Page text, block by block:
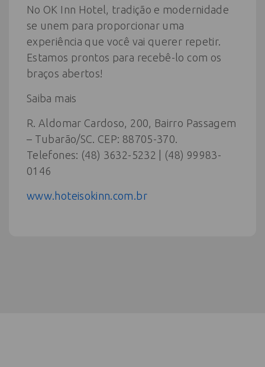
No OK Inn Hotel, tradição e modernidade
se unem para proporcionar uma
experiência que você vai querer repetir.
Estamos prontos para recebê-lo com os
braços abertos!
Saiba mais
R. Aldomar Cardoso, 200, Bairro Passagem
– Tubarão/SC. CEP: 88705-370.
Telefones: (48) 3632-5232 | (48) 99983-
0146
www.hoteisokinn.com.br